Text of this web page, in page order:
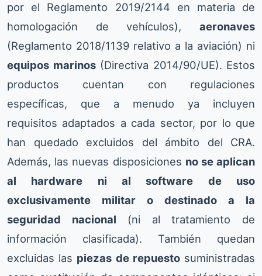
por el Reglamento 2019/2144 en materia de
homologación de vehículos), aeronaves
(Reglamento 2018/1139 relativo a la aviación) ni
equipos marinos(Directiva 2014/90/UE). Estos
productos cuentan con regulaciones
específicas, que a menudo ya incluyen
requisitos adaptados a cada sector, por lo que
han quedado excluidos del ámbito del CRA.
Además, las nuevas disposiciones no se aplican
al hardware ni al software de uso
exclusivamente militar o destinado a la
seguridad nacional (ni al tratamiento de
información clasificada). También quedan
excluidas las piezas de repuestosuministradas